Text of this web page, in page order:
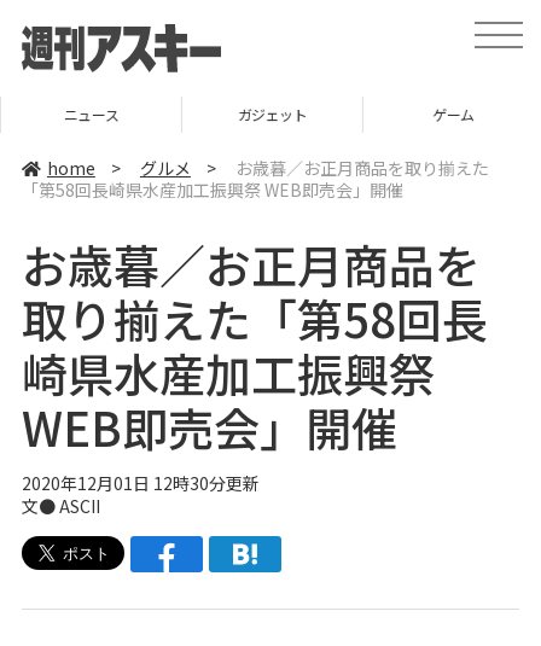
t
o
ニュース ガジェット ゲーム
home > グルメ >
お歳暮／お正月商品を取り揃えた
「第58回長崎県水産加工振興祭 WEB即売会」開催
お歳暮／お正月商品を
取り揃えた「第58回長
崎県水産加工振興祭
WEB即売会」開催
2020年12月01日 12時30分更新
文● ASCII